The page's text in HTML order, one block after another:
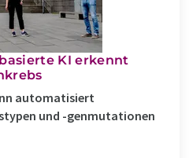
KI erkennt
automatisiert
und -genmutationen